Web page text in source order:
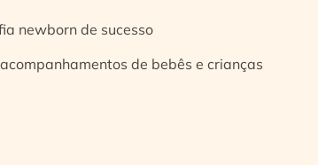
newborn de sucesso
de bebês e crianças